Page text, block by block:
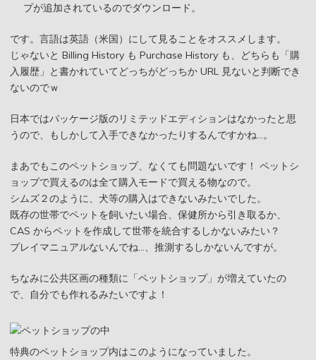
プが追加されているのでダウンロード。
です。言語は英語（米国）にして見ることをオススメします。
じゃないと Billing History も Purchase History も、どちらも「購
入履歴」と書かれていてどっちがどっちか URL 見ないと判断でき
ないのでｗ
日本ではパッケージ版のリミテッドエディションはなかったと思
うので、もしかして入手できなかったりするんですかね…。
まあでもこのペットショップ、なくても問題ないです！ ペットシ
ョップで買えるのは全て購入モードで買える物なので。
シムズ２のように、犬等の購入はできないみたいでした。
既存の世帯でペットを飼いたい場合、保健所から引き取るか、
CAS からペットを作成して世帯を統合するしかないみたい？
プレイマニュアルないんでね…、推測するしかないんですが。
ちなみに公共区画の種類に「ペットショップ」が増えていたの
で、自分でも作れるみたいですよ！
特典のペットショップ内はこのようになっていました。